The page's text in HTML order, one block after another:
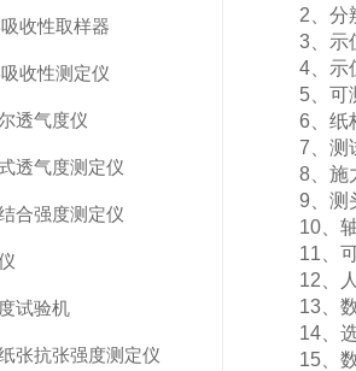
收性取样器
收性测定仪
透气度仪
透气度测定仪
合强度测定仪
试验机
张抗张强度测定仪
2、分
3、示
4、示
5、可
6、纸
7、测
8、施
9、测
10、
11、
12、
13、
14、
15、